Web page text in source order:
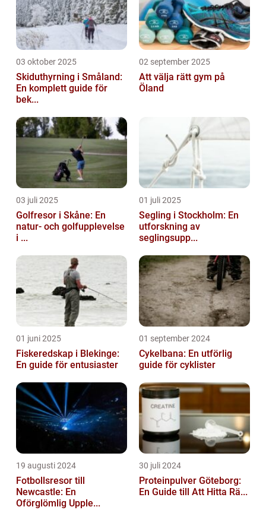
03 oktober 2025
Skiduthyrning i Småland:
En komplett guide för
bek...
02 september 2025
Att välja rätt gym på
Öland
03 juli 2025
Golfresor i Skåne: En
natur- och golfupplevelse
i ...
01 juli 2025
Segling i Stockholm: En
utforskning av
seglingsupp...
01 juni 2025
Fiskeredskap i Blekinge:
En guide för entusiaster
01 september 2024
Cykelbana: En utförlig
guide för cyklister
19 augusti 2024
Fotbollsresor till
Newcastle: En
Oförglömlig Upple...
30 juli 2024
Proteinpulver Göteborg:
En Guide till Att Hitta Rä...